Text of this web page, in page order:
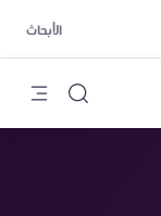
الأبحاث